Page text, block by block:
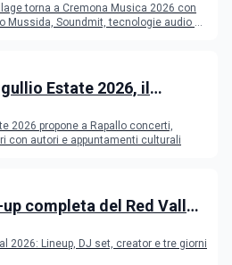
Contest, il programma
torna a Cremona Musica 2026 con
Mussida, Soundmit, tecnologie audio e
Estate 2026, il
2026 propone a Rapallo concerti,
con autori e appuntamenti culturali
completa del Red Valley
2026: Lineup, DJ set, creator e tre giorni